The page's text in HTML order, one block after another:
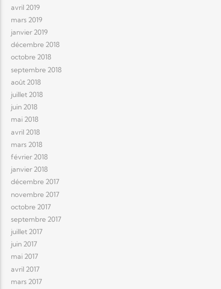
avril 2019
mars 2019
janvier 2019
décembre 2018
octobre 2018
septembre 2018
août 2018
juillet 2018
juin 2018
mai 2018
avril 2018
mars 2018
février 2018
janvier 2018
décembre 2017
novembre 2017
octobre 2017
septembre 2017
juillet 2017
juin 2017
mai 2017
avril 2017
mars 2017